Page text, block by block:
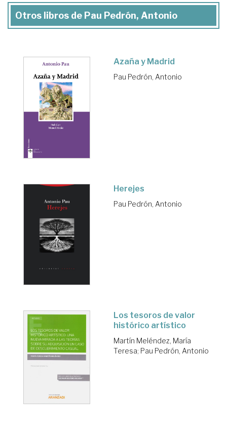
Otros libros de Pau Pedrón, Antonio
Azaña y Madrid
Pau Pedrón, Antonio
Herejes
Pau Pedrón, Antonio
Los tesoros de valor
histórico artístico
Martín Meléndez, María
Teresa; Pau Pedrón, Antonio